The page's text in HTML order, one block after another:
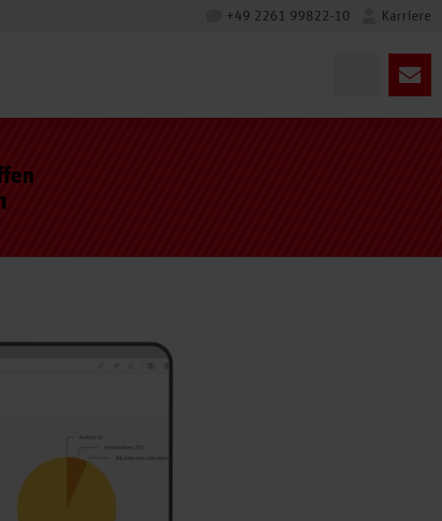
+49 2261 99822-10 Karriere